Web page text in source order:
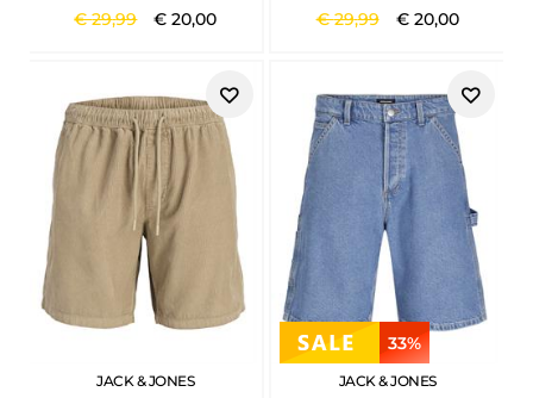
€29,99 €20,00 €29,99 € 20,00
JACK & JONES
33%
JACK & JONES